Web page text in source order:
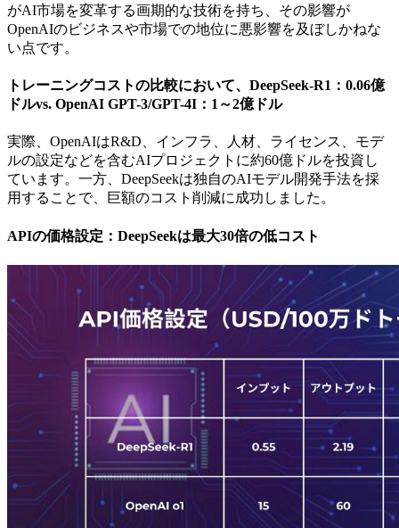
がAI市場を変革する画期的な技術を持ち、その影響が
OpenAIのビジネスや市場での地位に悪影響を及ぼしかねな
い点です。
トレーニングコストの比較において、DeepSeek-R1：0.06億
ドルvs. OpenAI GPT-3/GPT-4I：1～2億ドル
実際、OpenAIはR&D、インフラ、人材、ライセンス、モデ
ルの設定などを含むAIプロジェクトに約60億ドルを投資し
ています。一方、DeepSeekは独自のAIモデル開発手法を採
用することで、巨額のコスト削減に成功しました。
APIの価格設定：DeepSeekは最大30倍の低コスト